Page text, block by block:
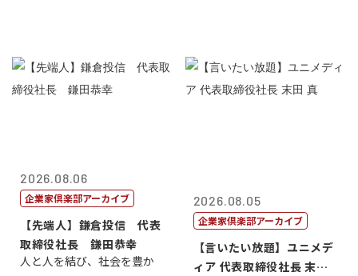
2026.08.06
企業家倶楽部アーカイブ
【先端人】鎌倉投信 代表
取締役社長 鎌田恭幸
人と人を結び、社会を豊か
2026.08.05
企業家倶楽部アーカイブ
【言いたい放題】ユニメデ
ィア 代表取締役社長 末田